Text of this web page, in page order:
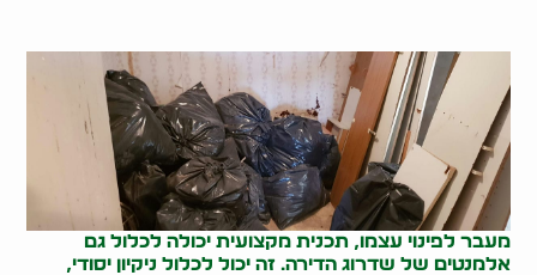
מעבר לפינוי עצמו, תכנית מקצועית יכולה לכלול גם
אלמנטים של שדרוג הדירה. זה יכול לכלול ניקיון יסודי,